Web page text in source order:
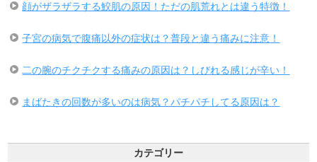
顔がザラザラする鮫肌の原因！ただの肌荒れとは違う特徴！
子宮の病気で腹痛以外の症状は？普段と違う痛みに注意！
二の腕のチクチクする痛みの原因は？しびれる感じが辛い！
まばたきの回数が多いのは病気？パチパチしてる原因は？
カテゴリー